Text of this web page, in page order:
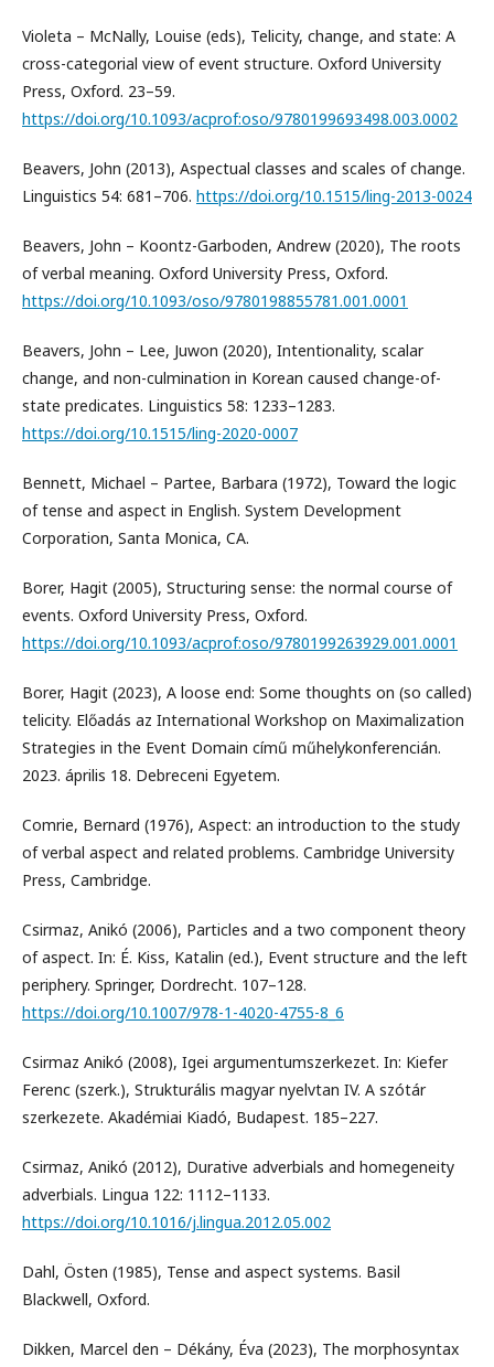
Violeta – McNally, Louise (eds), Telicity, change, and state: A
cross-categorial view of event structure. Oxford University
Press, Oxford. 23–59.
https://doi.org/10.1093/acprof:oso/9780199693498.003.0002
Beavers, John (2013), Aspectual classes and scales of change.
Linguistics 54: 681–706. https://doi.org/10.1515/ling-2013-0024
Beavers, John – Koontz-Garboden, Andrew (2020), The roots
of verbal meaning. Oxford University Press, Oxford.
https://doi.org/10.1093/oso/9780198855781.001.0001
Beavers, John – Lee, Juwon (2020), Intentionality, scalar
change, and non-culmination in Korean caused change-of-
state predicates. Linguistics 58: 1233–1283.
https://doi.org/10.1515/ling-2020-0007
Bennett, Michael – Partee, Barbara (1972), Toward the logic
of tense and aspect in English. System Development
Corporation, Santa Monica, CA.
Borer, Hagit (2005), Structuring sense: the normal course of
events. Oxford University Press, Oxford.
https://doi.org/10.1093/acprof:oso/9780199263929.001.0001
Borer, Hagit (2023), A loose end: Some thoughts on (so called)
telicity. Előadás az International Workshop on Maximalization
Strategies in the Event Domain című műhelykonferencián.
2023. április 18. Debreceni Egyetem.
Comrie, Bernard (1976), Aspect: an introduction to the study
of verbal aspect and related problems. Cambridge University
Press, Cambridge.
Csirmaz, Anikó (2006), Particles and a two component theory
of aspect. In: É. Kiss, Katalin (ed.), Event structure and the left
periphery. Springer, Dordrecht. 107–128.
https://doi.org/10.1007/978-1-4020-4755-8_6
Csirmaz Anikó (2008), Igei argumentumszerkezet. In: Kiefer
Ferenc (szerk.), Strukturális magyar nyelvtan IV. A szótár
szerkezete. Akadémiai Kiadó, Budapest. 185–227.
Csirmaz, Anikó (2012), Durative adverbials and homegeneity
adverbials. Lingua 122: 1112–1133.
https://doi.org/10.1016/j.lingua.2012.05.002
Dahl, Östen (1985), Tense and aspect systems. Basil
Blackwell, Oxford.
Dikken, Marcel den – Dékány, Éva (2023), The morphosyntax